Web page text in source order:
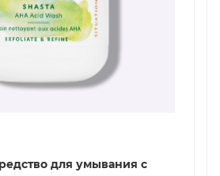
для умывания с